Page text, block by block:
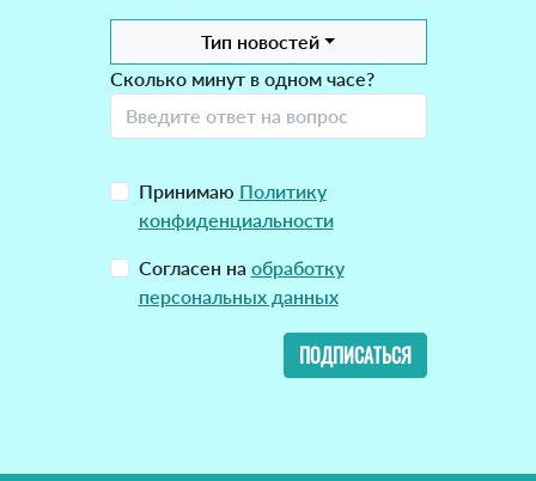
Тип новостей
Сколько минут в одном часе?
Принимаю Политику
конфиденциальности
Согласен на обработку
персональных данных
ПОДПИСАТЬСЯ